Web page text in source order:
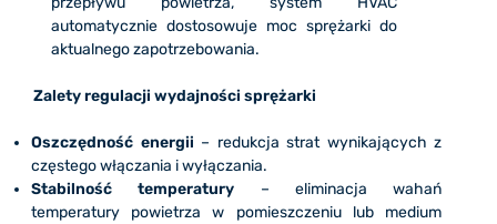
automatycznie dostosowuje moc sprężarki do
aktualnego zapotrzebowania.
Zalety regulacji wydajności sprężarki
Oszczędność energii – redukcja strat wynikających z
częstego włączania i wyłączania.
Stabilność temperatury – eliminacja wahań
temperatury powietrza w pomieszczeniu lub medium